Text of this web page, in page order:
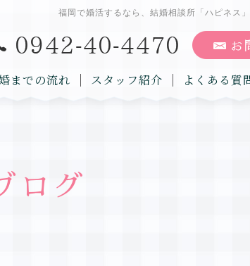
福岡で婚活するなら、結婚相談所「ハピネス
までの流れ スタッフ紹介 よくある質
ログ